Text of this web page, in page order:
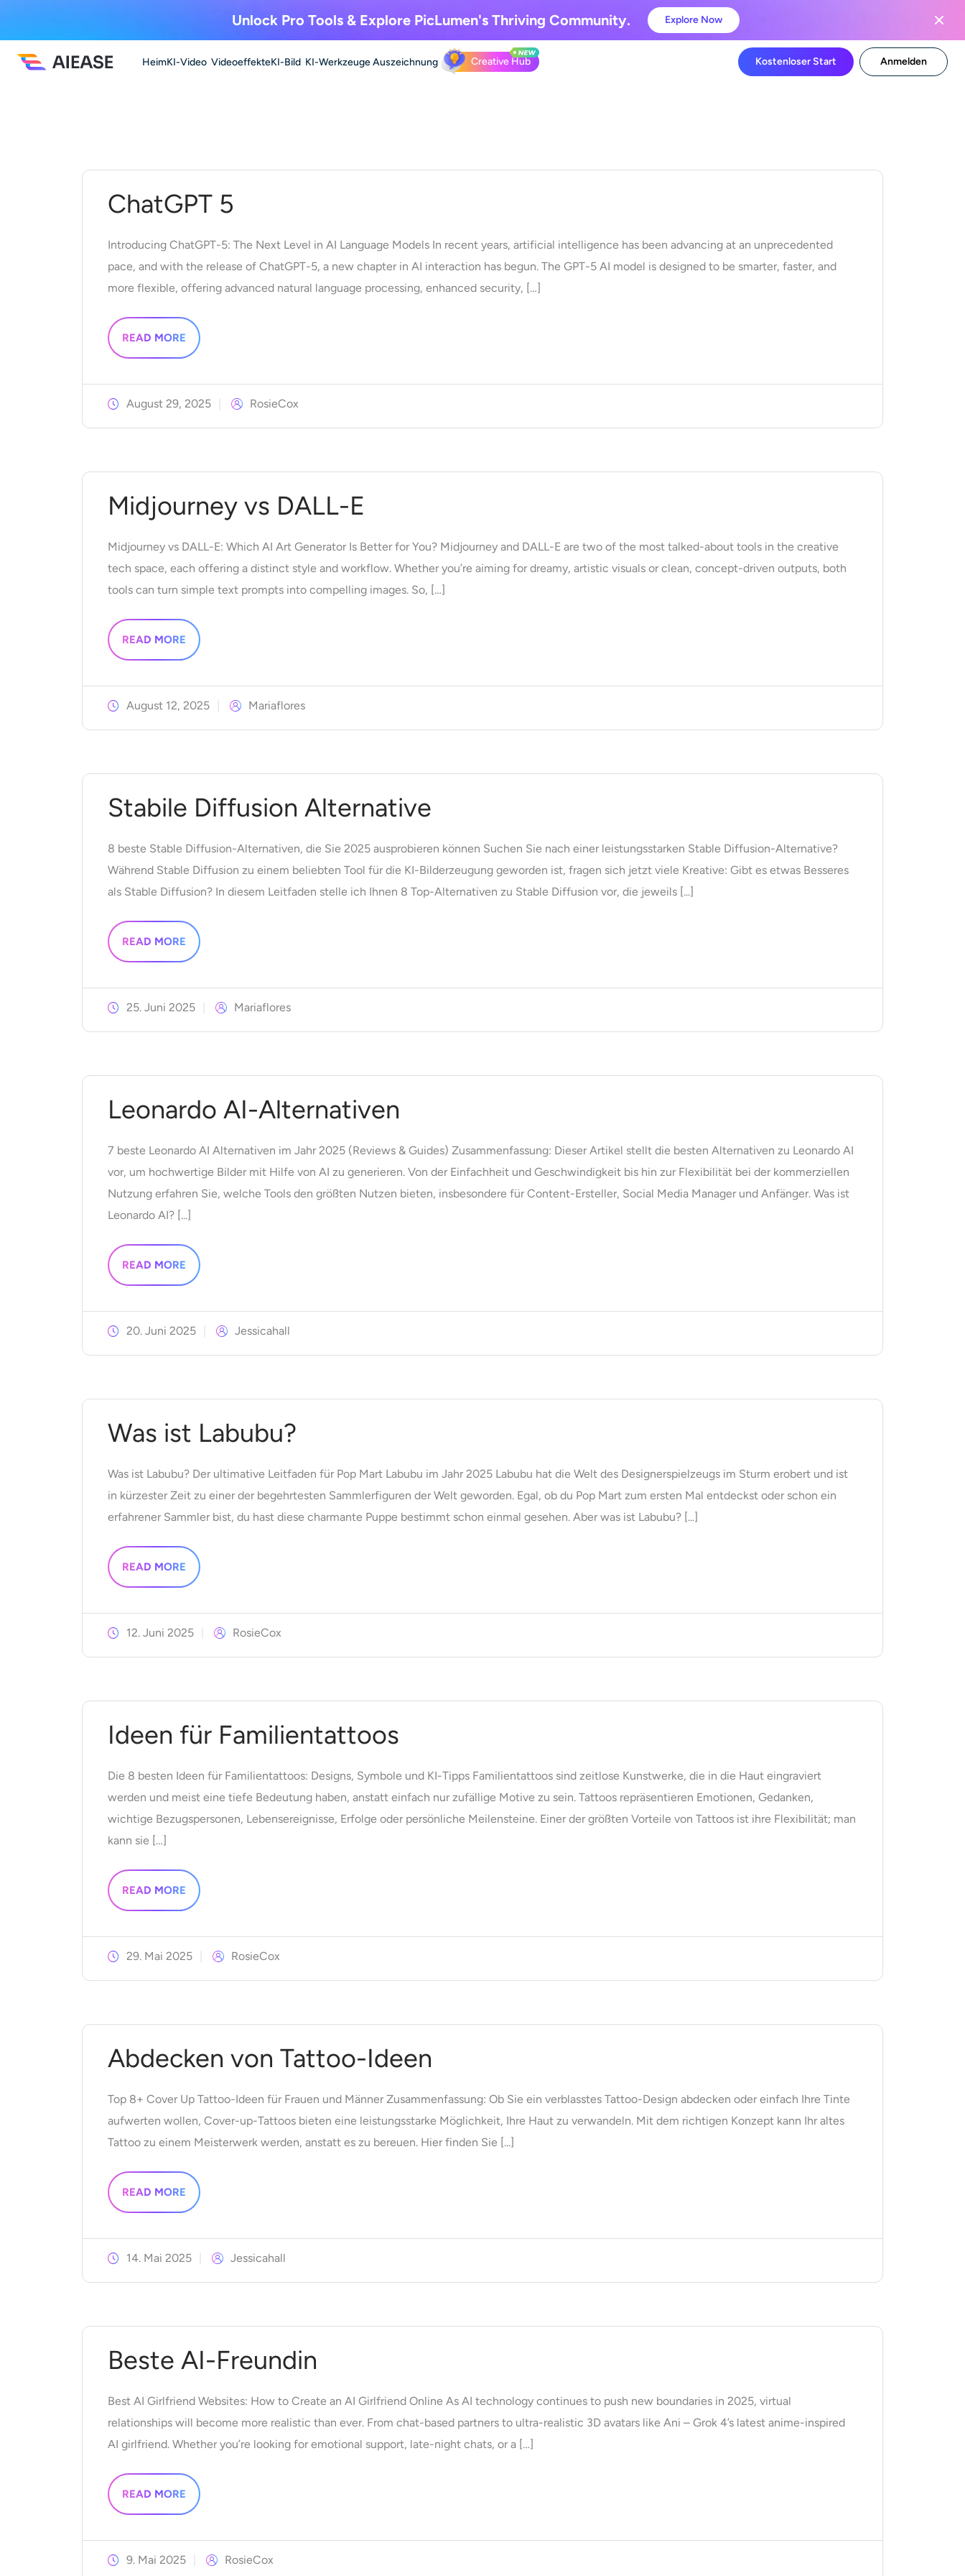
Unlock Pro Tools & ExplorePicLumen's Thriving Community. Explore Now
HeimKI-Video VideoeffekteKI-Bild KI-WerkzeugeAuszeichnung Creative Hub Kostenloser Start Anmelden
ChatGPT 5
Introducing ChatGPT-5: The Next Level in AI Language Models In recent years, artificial intelligence has been advancing at an unprecedented
pace, and with the release of ChatGPT-5, a new chapter in AI interaction has begun. The GPT-5 AI model is designed to be smarter, faster, and
more flexible, offering advanced natural language processing, enhanced security, […]
READ MORE
August 29, 2025 RosieCox
Midjourney vs DALL-E
Midjourney vs DALL-E: Which AI Art Generator Is Better for You? Midjourney and DALL-E are two of the most talked-about tools in the creative
tech space, each offering a distinct style and workflow. Whether you’re aiming for dreamy, artistic visuals or clean, concept-driven outputs, both
tools can turn simple text prompts into compelling images. So, […]
READ MORE
August 12, 2025 Mariaflores
Stabile Diffusion Alternative
8 beste Stable Diffusion-Alternativen, die Sie 2025 ausprobieren können Suchen Sie nach einer leistungsstarken Stable Diffusion-Alternative?
Während Stable Diffusion zu einem beliebten Tool für die KI-Bilderzeugung geworden ist, fragen sich jetzt viele Kreative: Gibt es etwas Besseres
als Stable Diffusion? In diesem Leitfaden stelle ich Ihnen 8 Top-Alternativen zu Stable Diffusion vor, die jeweils [...]
READ MORE
25. Juni 2025 Mariaflores
Leonardo AI-Alternativen
7 beste Leonardo AI Alternativen im Jahr 2025 (Reviews & Guides) Zusammenfassung: Dieser Artikel stellt die besten Alternativen zu Leonardo AI
vor, um hochwertige Bilder mit Hilfe von AI zu generieren. Von der Einfachheit und Geschwindigkeit bis hin zur Flexibilität bei der kommerziellen
Nutzung erfahren Sie, welche Tools den größten Nutzen bieten, insbesondere für Content-Ersteller, Social Media Manager und Anfänger. Was ist
Leonardo AI? [...]
READ MORE
20. Juni 2025 Jessicahall
Was ist Labubu?
Was ist Labubu? Der ultimative Leitfaden für Pop Mart Labubu im Jahr 2025 Labubu hat die Welt des Designerspielzeugs im Sturm erobert und ist
in kürzester Zeit zu einer der begehrtesten Sammlerfiguren der Welt geworden. Egal, ob du Pop Mart zum ersten Mal entdeckst oder schon ein
erfahrener Sammler bist, du hast diese charmante Puppe bestimmt schon einmal gesehen. Aber was ist Labubu? [...]
READ MORE
12. Juni 2025 RosieCox
Ideen für Familientattoos
Die 8 besten Ideen für Familientattoos: Designs, Symbole und KI-Tipps Familientattoos sind zeitlose Kunstwerke, die in die Haut eingraviert
werden und meist eine tiefe Bedeutung haben, anstatt einfach nur zufällige Motive zu sein. Tattoos repräsentieren Emotionen, Gedanken,
wichtige Bezugspersonen, Lebensereignisse, Erfolge oder persönliche Meilensteine. Einer der größten Vorteile von Tattoos ist ihre Flexibilität; man
kann sie […]
READ MORE
29. Mai 2025 RosieCox
Abdecken von Tattoo-Ideen
Top 8+ Cover Up Tattoo-Ideen für Frauen und Männer Zusammenfassung: Ob Sie ein verblasstes Tattoo-Design abdecken oder einfach Ihre Tinte
aufwerten wollen, Cover-up-Tattoos bieten eine leistungsstarke Möglichkeit, Ihre Haut zu verwandeln. Mit dem richtigen Konzept kann Ihr altes
Tattoo zu einem Meisterwerk werden, anstatt es zu bereuen. Hier finden Sie [...]
READ MORE
14. Mai 2025 Jessicahall
Beste AI-Freundin
Best AI Girlfriend Websites: How to Create an AI Girlfriend Online As AI technology continues to push new boundaries in 2025, virtual
relationships will become more realistic than ever. From chat-based partners to ultra-realistic 3D avatars like Ani – Grok 4’s latest anime-inspired
AI girlfriend. Whether you’re looking for emotional support, late-night chats, or a […]
READ MORE
9. Mai 2025 RosieCox